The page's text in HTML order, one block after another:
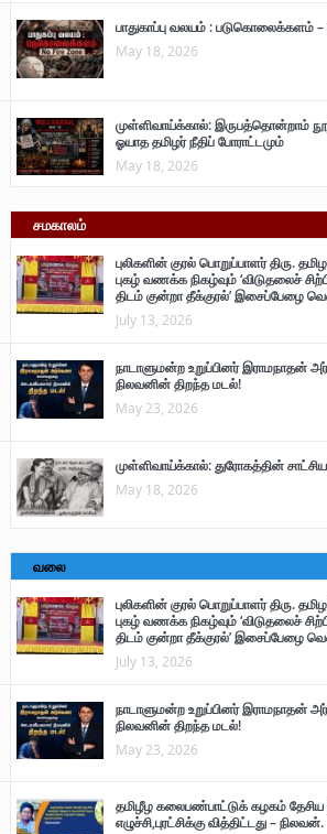
பாதுகாப்பு வலயம் : படுகொலைக்களம்
May 18, 2026
முள்ளிவாய்க்கால்: இருபத்தொன்றாம்
ஓயாத தமிழர் நீதிப் போராட்டமும்
May 18, 2026
சமகாலம்
புலிகளின் குரல் பொறுப்பாளர் திரு.
புகழ் வணக்க நிகழ்வும் ‘விடுதலைச்
திடம் குன்றா தீக்குரல்’ இசைப்பேழை
July 13, 2026
நாடாளுமன்ற உறுப்பினர் இராமநாதன்
நிலவனின் திறந்த மடல்!
May 23, 2026
முள்ளிவாய்க்கால்: துரோகத்தின்
May 18, 2026
வலை
புலிகளின் குரல் பொறுப்பாளர் திரு.
புகழ் வணக்க நிகழ்வும் ‘விடுதலைச்
திடம் குன்றா தீக்குரல்’ இசைப்பேழை
July 13, 2026
நாடாளுமன்ற உறுப்பினர் இராமநாதன்
நிலவனின் திறந்த மடல்!
May 23, 2026
தமிழீழ கலைபண்பாட்டுக் கழகம்
எழுச்சி,புரட்சிக்கு வித்திட்டது – நிலவன்.